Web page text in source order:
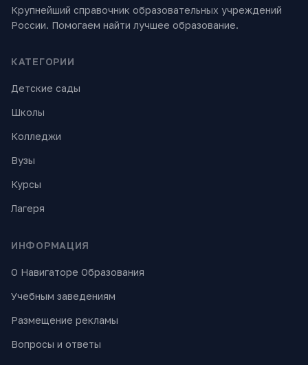
Крупнейший справочник образовательных учреждений
России. Помогаем найти лучшее образование.
КАТЕГОРИИ
Детские сады
Школы
Колледжи
Вузы
Курсы
Лагеря
ИНФОРМАЦИЯ
О Навигаторе Образования
Учебным заведениям
Размещение рекламы
Вопросы и ответы